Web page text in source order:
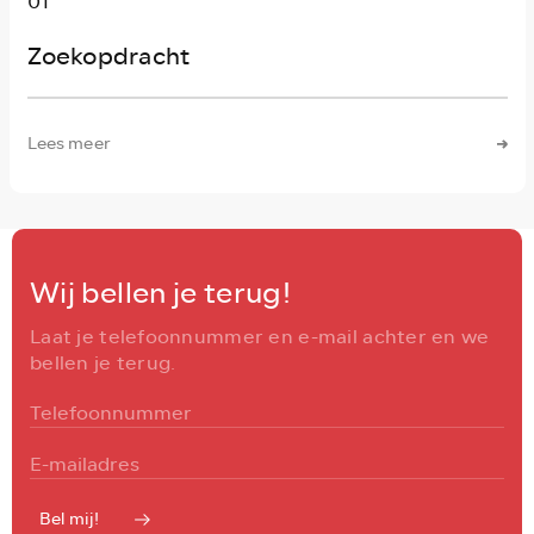
Zoekopdracht
Lees meer
Wij bellen je terug!
Laat je telefoonnummer en e-mail achter en we
bellen je terug.
Bel mij!